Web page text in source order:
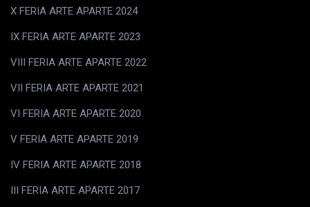
X FERIA ARTE APARTE 2024
IX FERIA ARTE APARTE 2023
VIII FERIA ARTE APARTE 2022
VII FERIA ARTE APARTE 2021
VI FERIA ARTE APARTE 2020
V FERIA ARTE APARTE 2019
IV FERIA ARTE APARTE 2018
III FERIA ARTE APARTE 2017